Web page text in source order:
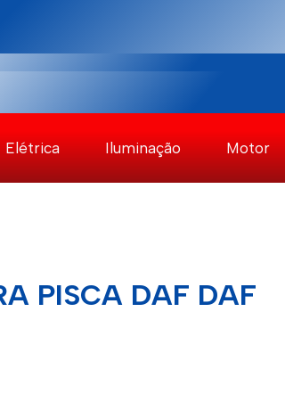
Elétrica Iluminação Motor
PISCA DAF DAF